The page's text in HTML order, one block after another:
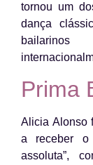
tornou um
dança
Prima
Alicia Alonso
a receber o
assoluta”,